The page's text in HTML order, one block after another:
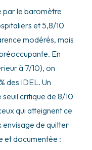
par le baromètre
et 5,8/10
modérés, mais
En
à 7/10), on
des IDEL. Un
critique de 8/10
qui atteignent ce
envisage de quitter
et documentée :